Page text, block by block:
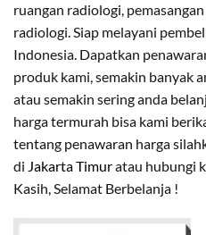
ruangan radiologi,
radiologi. Siap melayani
Indonesia. Dapatkan
produk kami, semakin banyak
atau semakin sering anda
harga termurah bisa kami
tentang penawaran harga
di Jakarta Timuratau hubungi
Kasih, Selamat Berbelanja !